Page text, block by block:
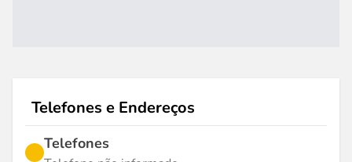
Telefones e Endereços
Telefones